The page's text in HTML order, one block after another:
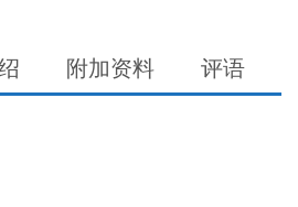
附加资料 评语